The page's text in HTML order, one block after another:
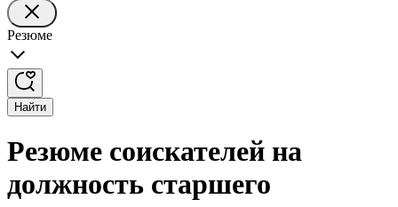
Резюме
Найти
Резюме соискателей на
должность старшего